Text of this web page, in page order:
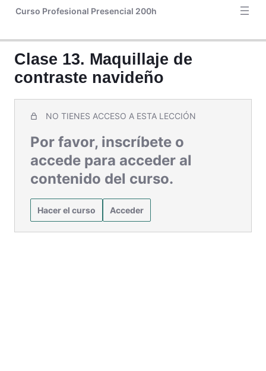
Curso Profesional Presencial 200h
Clase 24. Pieles maduras 2.
Clase 25. Repaso técnicas
Clase 26. Tipos de maquillaje
Clase 13. Maquillaje de
contraste navideño
NO TIENES ACCESO A ESTA LECCIÓN
Por favor, inscríbete o
accede para acceder al
contenido del curso.
Hacer el curso Acceder